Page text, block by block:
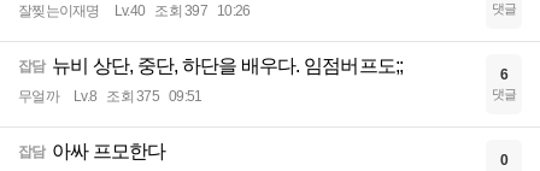
잘찢는이재명 Lv.40 조회 397 10:26 댓글
잡담 뉴비 상단, 중단, 하단을 배우다. 임점버프도;;
무얼까 Lv.8 조회 375 09:51
6
댓글
잡담 아싸 프모한다 0